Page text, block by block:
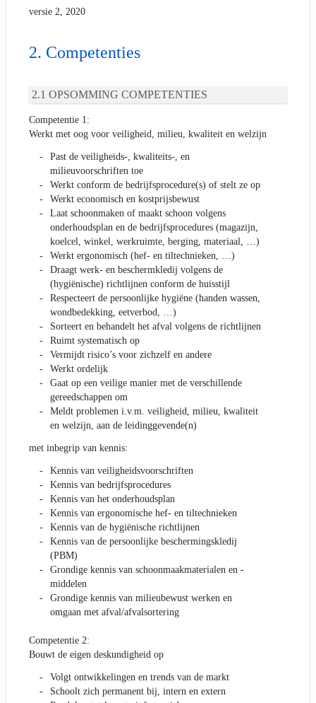
versie 2, 2020
Competenties
OPSOMMING COMPETENTIES
Competentie 1:
Werkt met oog voor veiligheid, milieu, kwaliteit en welzijn
Past de veiligheids-, kwaliteits-, en
milieuvoorschriften toe
Werkt conform de bedrijfsprocedure(s) of stelt ze op
Werkt economisch en kostprijsbewust
Laat schoonmaken of maakt schoon volgens
onderhoudsplan en de bedrijfsprocedures (magazijn,
koelcel, winkel, werkruimte, berging, materiaal, …)
Werkt ergonomisch (hef- en tiltechnieken, …)
Draagt werk- en beschermkledij volgens de
(hygiënische) richtlijnen conform de huisstijl
Respecteert de persoonlijke hygiëne (handen wassen,
wondbedekking, eetverbod, …)
Sorteert en behandelt het afval volgens de richtlijnen
Ruimt systematisch op
Vermijdt risico’s voor zichzelf en andere
Werkt ordelijk
Gaat op een veilige manier met de verschillende
gereedschappen om
Meldt problemen i.v.m. veiligheid, milieu, kwaliteit
en welzijn, aan de leidinggevende(n)
met inbegrip van kennis:
Kennis van veiligheidsvoorschriften
Kennis van bedrijfsprocedures
Kennis van het onderhoudsplan
Kennis van ergonomische hef- en tiltechnieken
Kennis van de hygiënische richtlijnen
Kennis van de persoonlijke beschermingskledij
(PBM)
Grondige kennis van schoonmaakmaterialen en -
middelen
Grondige kennis van milieubewust werken en
omgaan met afval/afvalsortering
Competentie 2:
Bouwt de eigen deskundigheid op
Volgt ontwikkelingen en trends van de markt
Schoolt zich permanent bij, intern en extern